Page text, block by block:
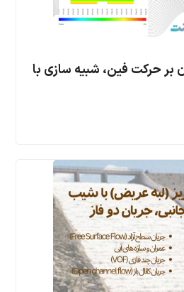
بر حرکت فین، شبیه سازی با